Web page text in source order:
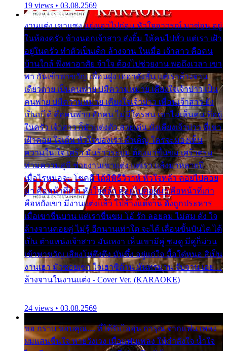
19 views • 03.08.2569
งานแต่ง เขาแซง แย่งเอาไปก่อน หัวใจอาวรณ์ มาซ่อน อยู่
ในห้องครัว ข้างนอกเจ้าสาว ส่งยิ้ม ให้คนไปทั่ว แต่เรา เฝ้า
อยู่ในครัว ทำตัวเป็นเด็ก ล้างจาน ในเมื่อ เจ้าสาว คือคน
บ้านใกล้ พึ่งพาอาศัย จำใจ ต้องไปช่วยงาน พอถึงเวลา เขา
พา กันเข้าพาขวัญ เพื่อนฝูง เฮฮาดังลั่น แต่เราล้างจาน
เดียวดาย เป็นคนพ่าย บ่มีความหมาย เคียงใจเจ้าบ่าว เป็น
คนพ่าย บ่มีความหมาย เคียงใจเจ้าบ่าว เพื่อนเจ้าสาว ยัง
เป็นบ่ได้ คือคนพ่าย ฮักคน ไม่มีใครสน เขาไม่เห็นคน ที่อยู่
ในครัว เจ้าสาว ก็มัวแต่งตัว สวยเด่น นั่งเคียงเจ้าบ่าว ที่เขา
เฝ้าคอย ใจเต้น หัวใจของเรา ลำเค็ญ ใครจะมองเห็น
ความใน ใจ เศร้า มันร้าวระบม ต้องมาขื่นขม เศร้าตรม
ท่ามความสุขี ช่วยงานเขาแต่ง แต่เรา แล้งมาหลายปี
เมื่อไรหนอจะ โชคดี ได้มีพิธีวิวาห์ หัวใจหล้า คอยไปคอย
มา คือหน้าที่เก่า หัวใจหล้า คอยไปคอยมา คือหน้าที่เก่า
คือหยังเขา มีงานแต่งแล้ว ไปล้างแต่จาน ดั่งถูกประหาร
เมื่อเขาชื่นบาน แต่เราขื่นขม โอ้ รัก ลอยลม ไม่สม ดัง ใจ
ล้างจานคอยคู่ ไม่รู้ อีกนานเท่าใด จะได้ เลื่อนขั้นบันได ได้
เป็น ตำแหน่งเจ้าสาว มันเหงา เห็นเขามีคู่ ซมดู มีคู่ก็ม่วน
เข้าพาขวัญ เสียงโห่ตึงตึง มันซึ้ง อยู่แก่ใจ มื้อใด๋หนอ สิเป็น
งานเฮา มัวซอยเขา ใจเฮาซิด้าน มันทรมาน จับจาน เอย…
ล้างจานในงานแต่ง - Cover Ver. (KARAOKE)
24 views • 03.08.2569
ขอ กราบ ขอบคุณ.... ที่ได้รับไออุ่น การุณ จากแฟน เพลง
ผมแสนชื่นใจ หายวังเวง เมื่อแฟนเพลง ให้กำลังใจ น้ำใจ